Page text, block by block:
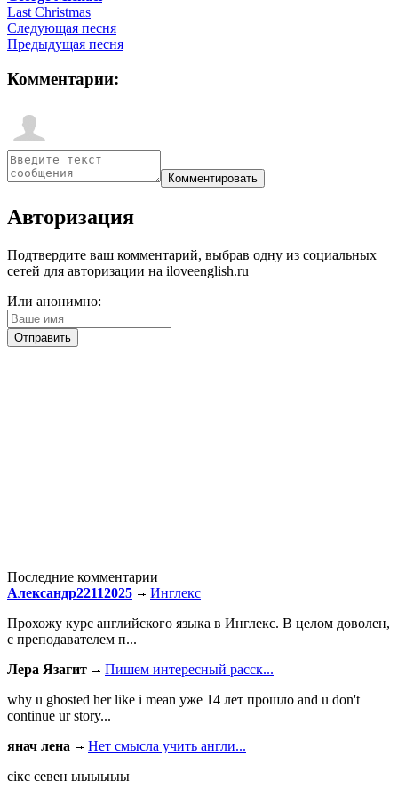
Last Christmas
Следующая песня
Предыдущая песня
Комментарии:
Авторизация
Подтвердите ваш комментарий, выбрав одну из социальных
сетей для авторизации на iloveenglish.ru
Или анонимно:
Последние комментарии
Александр22112025
Инглекс
Прохожу курс английского языка в Инглекс. В целом доволен,
с преподавателем п...
Лера Язагит
Пишем интересный расск...
why u ghosted her like i mean уже 14 лет прошло and u don't
continue ur story...
янач лена
Нет смысла учить англи...
сiкс севен ыыыыыы